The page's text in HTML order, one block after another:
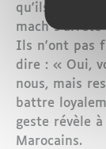
qu'ils étaient
mach
Ils n'ont pas
dire : « Oui,
nous, mais
battre
geste révèle
Marocains.